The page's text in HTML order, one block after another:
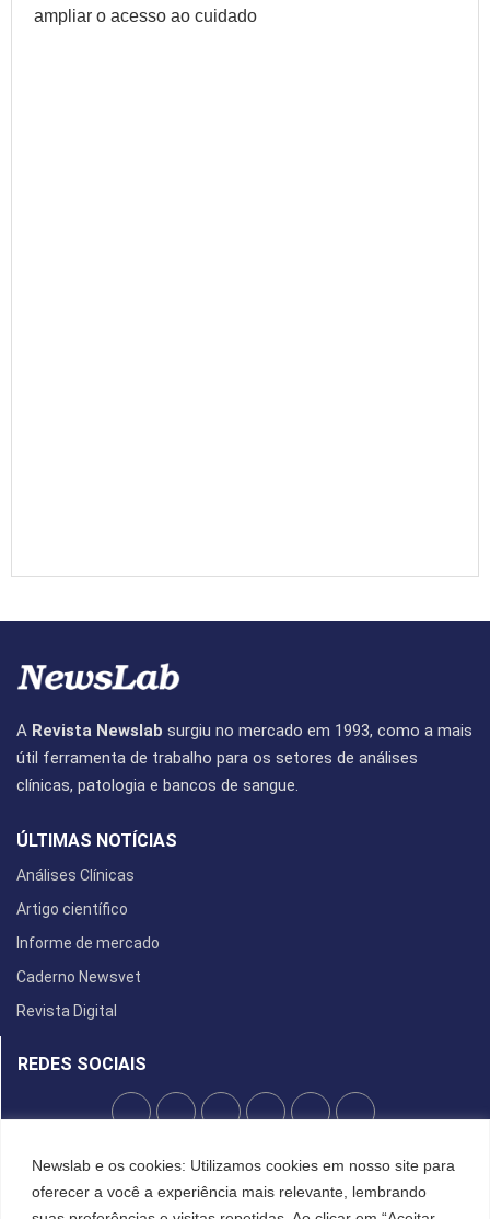
Newslab e os cookies: Utilizamos cookies em nosso site para
oferecer a você a experiência mais relevante, lembrando
ampliar o acesso ao cuidado
A Revista Newslab surgiu no mercado em 1993, como a mais
útil ferramenta de trabalho para os setores de análises
clínicas, patologia e bancos de sangue.
ÚLTIMAS NOTÍCIAS
Análises Clínicas
Artigo científico
Informe de mercado
Caderno Newsvet
Revista Digital
REDES SOCIAIS
POLÍTICA DE PRIVACIDADE
Cookies